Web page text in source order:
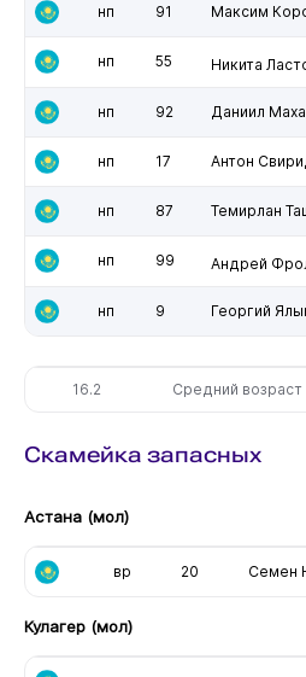
нп 91 Максим
нп 55 Никита
нп 92 Даниил
нп 17 Антон
нп 87 Темирлан
нп 99 Андрей
нп 9 Георгий
16.2 Средний возраст
Скамейка запасных
Астана (мол)
вр 20 Семен
Кулагер (мол)